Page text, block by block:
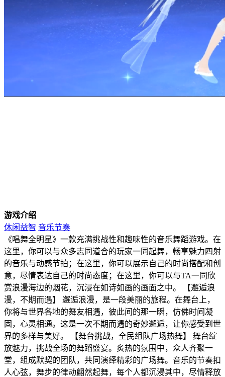
游戏介绍
休闲益智 音乐节奏
《唱舞全明星》一款充满挑战性和趣味性的音乐舞蹈游戏。在
这里，你可以与众多志同道合的玩家一同起舞，畅享魅力四射
的音乐与动感节拍；在这里，你可以展示自己的时尚搭配和创
意，尽情表达自己的时尚态度；在这里，你可以与TA一同欣
赏浪漫海边的烟花，沉浸在如诗如画的画面之中。 【邂逅浪
漫，不期而遇】 邂逅浪漫，是一段美丽的旅程。在舞台上，
你将与世界各地的舞友相遇，彼此间的那一瞬，仿佛时间凝
固，心灵相通。这是一次不期而遇的奇妙邂逅，让你感受到世
界的多样与美好。 【舞台挑战，全民组队广场热舞】 舞台绽
放魅力，挑战全场的舞蹈盛宴。炙热的氛围中，众人齐聚一
堂，组成默契的团队，共同演绎精彩的广场舞。音乐的节奏扣
人心弦，舞步的律动翩然起舞，每个人都沉浸其中，尽情释放